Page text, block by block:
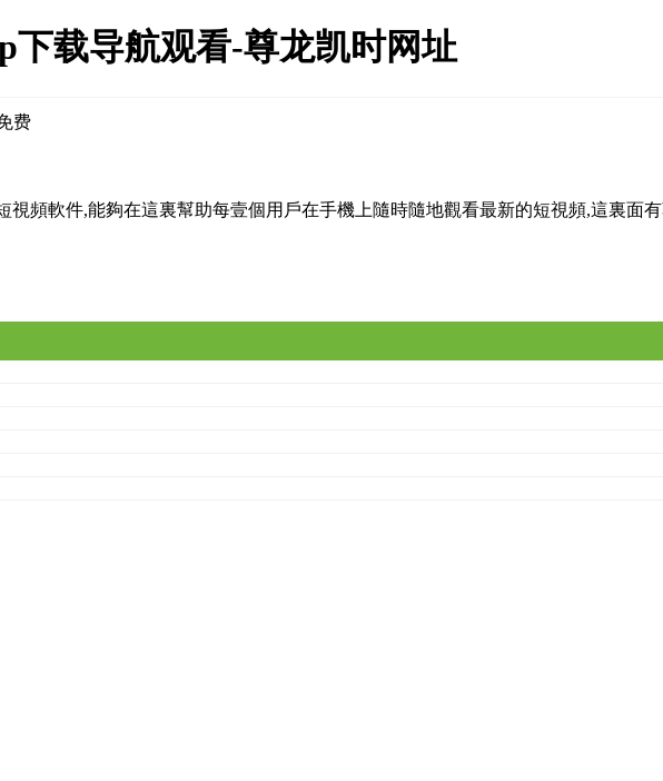
下载导航观看-尊龙凯时网址
费
視頻軟件,能夠在這裏幫助每壹個用戶在手機上隨時隨地觀看最新的短視頻,這裏面